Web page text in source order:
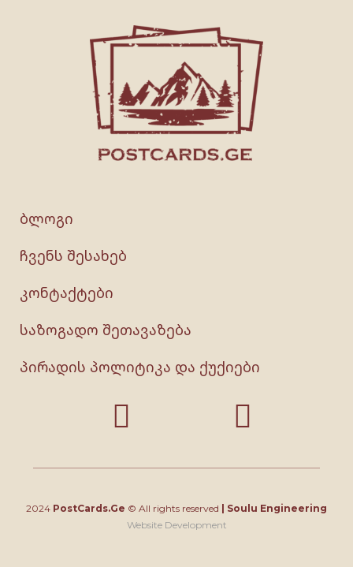
ბლოგი
ჩვენს შესახებ
კონტაქტები
საზოგადო შეთავაზება
პირადის პოლიტიკა და ქუქიები
2024 PostCards.Ge © All rights reserved
Soulu Engineering
Website Development